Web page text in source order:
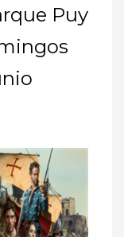
Puy